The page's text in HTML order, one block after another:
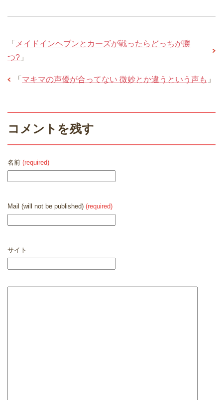
「 メイドインヘブンとカーズが戦ったらどっちが勝
つ? 」
「 マキマの声優が合ってない 微妙とか違うという声も 」
コメントを残す
名前 (required)
Mail (will not be published) (required)
サイト